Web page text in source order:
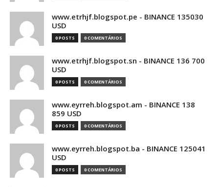
www.etrhjf.blogspot.pe - BINANCE 135030
USD
0 POSTS 0 COMENTÁRIOS
www.etrhjf.blogspot.sn - BINANCE 136 700
USD
0 POSTS 0 COMENTÁRIOS
www.eyrreh.blogspot.am - BINANCE 138
859 USD
0 POSTS 0 COMENTÁRIOS
www.eyrreh.blogspot.ba - BINANCE 125041
USD
0 POSTS 0 COMENTÁRIOS